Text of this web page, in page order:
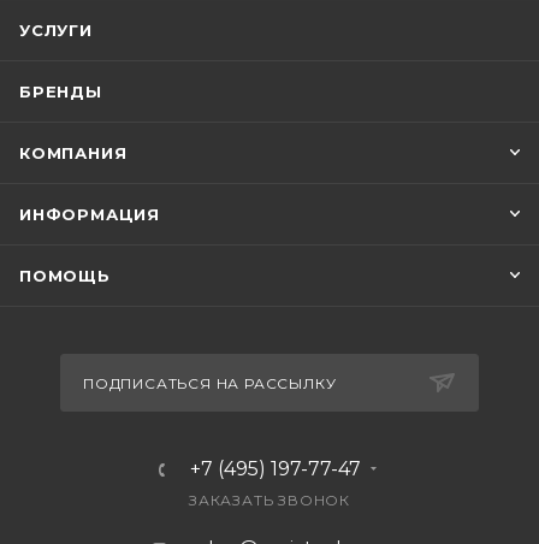
УСЛУГИ
БРЕНДЫ
КОМПАНИЯ
ИНФОРМАЦИЯ
ПОМОЩЬ
ПОДПИСАТЬСЯ НА РАССЫЛКУ
+7 (495) 197-77-47
ЗАКАЗАТЬ ЗВОНОК